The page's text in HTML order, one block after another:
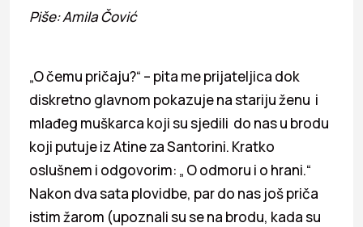
Piše: Amila Čović
„O čemu pričaju?“ – pita me prijateljica dok
diskretno glavnom pokazuje na stariju ženu i
mlađeg muškarca koji su sjedili do nas u brodu
koji putuje iz Atine za Santorini. Kratko
oslušnem i odgovorim: „ O odmoru i o hrani.“
Nakon dva sata plovidbe, par do nas još priča
istim žarom (upoznali su se na brodu, kada su